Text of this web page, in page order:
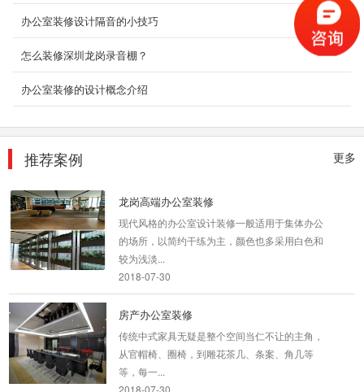
办公室装修设计隔音的小技巧
怎么装修深圳龙岗录音棚？
办公室装修的设计概念介绍
更多
推荐案例
的平台技术与P2(联合创业办公社)的空间运营服
务，推出了全...
甲级写字楼办公室装修
我们知道随着网络科技的发展为我们的生活和工
时代人们更...
龙岗高端办公室装修
现代风格的办公室设计装修一般适用于集体办公
的场所，以简约干练为主，颜色也多采用白色和
较为浅淡...
2018-07-30
房产办公室装修
传统中式家具无疑是整个空间当仁不让的主角，
从官帽椅、圈椅，到雕花茶几、条案、角几等
等，每一...
2018-07-30